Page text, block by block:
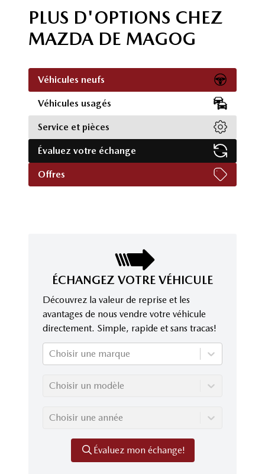
PLUS D'OPTIONS CHEZ
MAZDA DE MAGOG
Véhicules neufs
Véhicules usagés
Service et pièces
Évaluez votre échange
Offres
ÉCHANGEZ VOTRE VÉHICULE
Découvrez la valeur de reprise et les
avantages de nous vendre votre véhicule
directement. Simple, rapide et sans tracas!
Choisir une marque
Choisir un modèle
Choisir une année
Évaluez mon échange!